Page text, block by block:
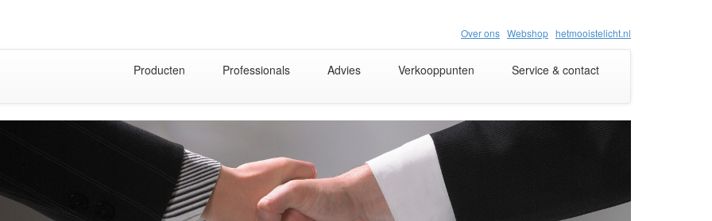
Over ons Webshop hetmooistelicht.nl
Producten Professionals Advies Verkooppunten Service & contact